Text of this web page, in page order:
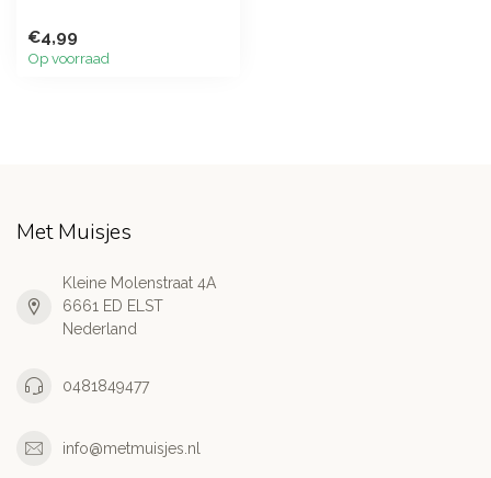
€4,99
Op voorraad
Met Muisjes
Kleine Molenstraat 4A
6661 ED ELST
Nederland
0481849477
info@metmuisjes.nl